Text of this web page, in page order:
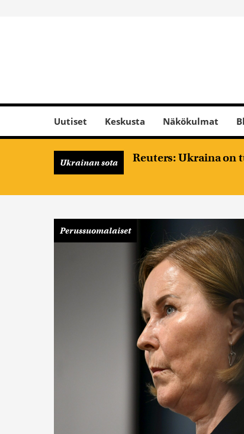
Uutiset Keskusta Näkökulmat
Ukrainan sota Reuters: Ukraina
Perussuomalaiset